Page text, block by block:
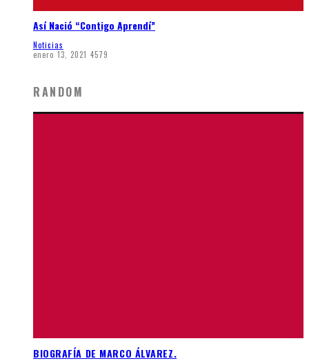
Así Nació “Contigo Aprendí”
Noticias
enero 13, 2021 4579
RANDOM
BIOGRAFÍA DE MARCO ÁLVAREZ.